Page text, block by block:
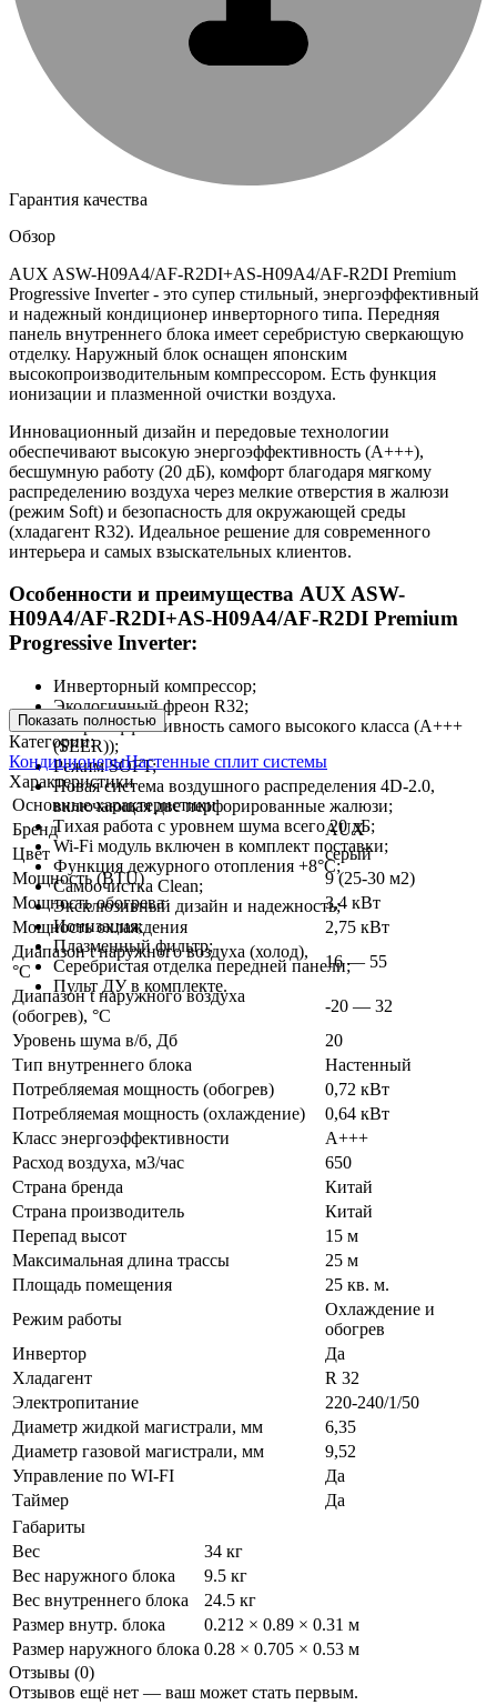
Гарантия качества
Обзор
AUX ASW-H09A4/AF-R2DI+AS-H09A4/AF-R2DI Premium
Progressive Inverter - это супер стильный, энергоэффективный
и надежный кондиционер инверторного типа. Передняя
панель внутреннего блока имеет серебристую сверкающую
отделку. Наружный блок оснащен японским
высокопроизводительным компрессором. Есть функция
ионизации и плазменной очистки воздуха.
Инновационный дизайн и передовые технологии
обеспечивают высокую энергоэффективность (A+++),
бесшумную работу (20 дБ), комфорт благодаря мягкому
распределению воздуха через мелкие отверстия в жалюзи
(режим Soft) и безопасность для окружающей среды
(хладагент R32). Идеальное решение для современного
интерьера и самых взыскательных клиентов.
Особенности и преимущества AUX ASW-
H09A4/AF-R2DI+AS-H09A4/AF-R2DI Premium
Progressive Inverter:
Инверторный компрессор;
Экологичный фреон R32;
Энергоэффективность самого высокого класса (А+++
(SEER));
Режим SOFT;
Новая система воздушного распределения 4D-2.0,
включающая две перфорированные жалюзи;
Тихая работа с уровнем шума всего 20 дБ;
Wi-Fi модуль включен в комплект поставки;
Функция дежурного отопления +8°C;
Самоочистка Clean;
Эксклюзивный дизайн и надежность;
Ионизация;
Плазменный фильтр;
Серебристая отделка передней панели;
Пульт ДУ в комплекте.
Показать полностью
Категории:
КондиционерыНастенные сплит системы
Характеристики
Основные характеристики
Бренд
AUX
Цвет
серый
Мощность (BTU)
9 (25-30 м2)
Мощность обогрева
3,4 кВт
Мощность охлаждения
2,75 кВт
Диапазон t наружного воздуха (холод),
°C
16 — 55
Диапазон t наружного воздуха
(обогрев), °C
-20 — 32
Уровень шума в/б, Дб
20
Тип внутреннего блока
Настенный
Потребляемая мощность (обогрев)
0,72 кВт
Потребляемая мощность (охлаждение)
0,64 кВт
Класс энергоэффективности
A+++
Расход воздуха, м3/час
650
Страна бренда
Китай
Страна производитель
Китай
Перепад высот
15 м
Максимальная длина трассы
25 м
Площадь помещения
25 кв. м.
Режим работы
Охлаждение и
обогрев
Инвертор
Да
Хладагент
R 32
Электропитание
220-240/1/50
Диаметр жидкой магистрали, мм
6,35
Диаметр газовой магистрали, мм
9,52
Управление по WI-FI
Да
Таймер
Да
Габариты
Вес
34 кг
Вес наружного блока
9.5 кг
Вес внутреннего блока
24.5 кг
Размер внутр. блока
0.212 × 0.89 × 0.31 м
Размер наружного блока 0.28 × 0.705 × 0.53 м
Отзывы (0)
Отзывов ещё нет — ваш может стать первым.